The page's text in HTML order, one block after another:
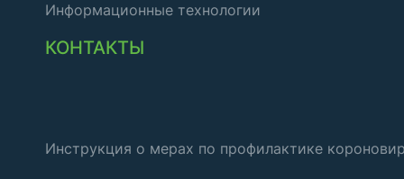
Информационные технологии
КОНТАКТЫ
Инструкция о мерах по профилактике